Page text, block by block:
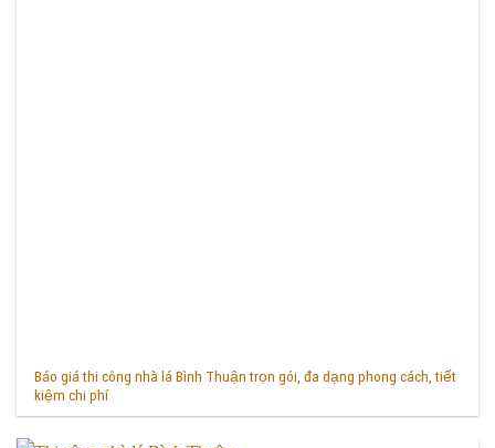
Báo giá thi công nhà lá Bình Thuận trọn gói, đa dạng phong cách, tiết
kiệm chi phí